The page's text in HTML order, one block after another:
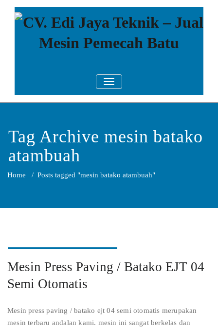
CV. Edi Jaya
Teknik – Jual
Pemecah Batu
TOGGLE NAVIGATION
Tag Archive mesin batako
atambuah
Home / Posts tagged "mesin batako atambuah"
Mesin Press Paving / Batako EJT 04
Semi Otomatis
Mesin press paving / batako ejt 04 semi otomatis merupakan
mesin terbaru andalan kami. mesin ini sangat berkelas dan